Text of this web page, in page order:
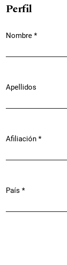
Perfil
Nombre *
Apellidos
Afiliación *
País *